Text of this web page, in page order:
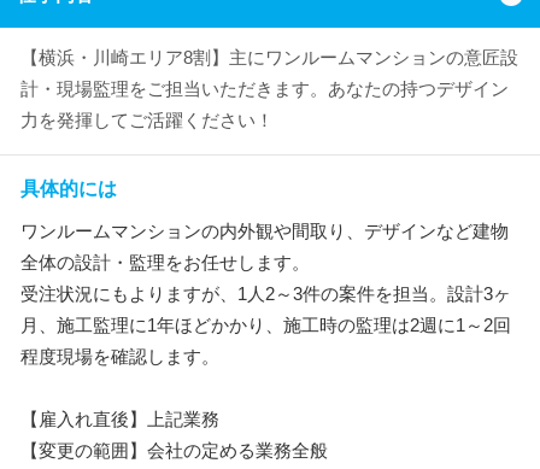
【横浜・川崎エリア8割】主にワンルームマンションの意匠設
計・現場監理をご担当いただきます。あなたの持つデザイン
力を発揮してご活躍ください！
具体的には
ワンルームマンションの内外観や間取り、デザインなど建物
全体の設計・監理をお任せします。
受注状況にもよりますが、1人2～3件の案件を担当。設計3ヶ
月、施工監理に1年ほどかかり、施工時の監理は2週に1～2回
程度現場を確認します。
【雇入れ直後】上記業務
【変更の範囲】会社の定める業務全般